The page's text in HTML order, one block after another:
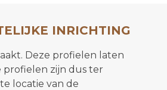
INRICHTING
Deze profielen laten
profielen zijn dus ter
locatie van de